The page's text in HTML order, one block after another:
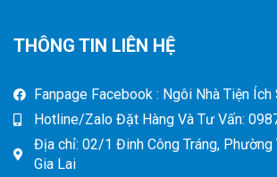
THÔNG TIN LIÊN HỆ
Fanpage Facebook : Ngôi Nhà Tiện Ích
Hotline/Zalo Đặt Hàng Và Tư Vấn:
Địa chỉ: 02/1 Đinh Công Tráng, Phường
Gia Lai